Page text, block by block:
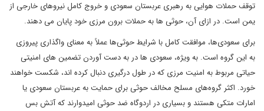
توقف حملات هوایی به رهبری عربستان سعودی و خروج کامل نیروهای خارجی از
یمن است. در ازای آن، حوثی ها به حملات برون مرزی خود پایان می دهند.
برای سعودی‌ها، موافقت کامل با شرایط حوثی‌ها عملاً به معنای واگذاری پیروزی
به این گروه است. به ویژه، سعودی ها در به دست آوردن تضمین های امنیتی
حیاتی مربوط به امنیت مرزی که در طول درگیری دنبال کرده اند، شکست خواهند
خورد. اکثر گروه‌های مسلح مخالف حوثی برای حمایت به عربستان سعودی یا
امارات متکی هستند و بسیاری در اردوگاه ضد حوثی امیدوارند که آتش بس